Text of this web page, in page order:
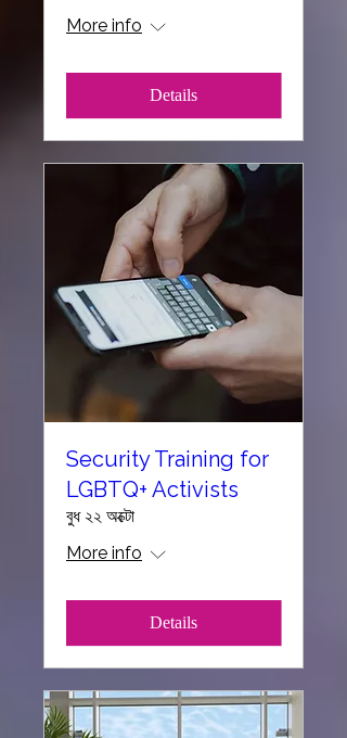
More info
Details
Security Training for
LGBTQ+ Activists
বুধ ২২ অক্টো
More info
Details